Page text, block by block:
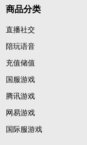
商品分类
直播社交
陪玩语音
充值储值
国服游戏
腾讯游戏
网易游戏
国际服游戏